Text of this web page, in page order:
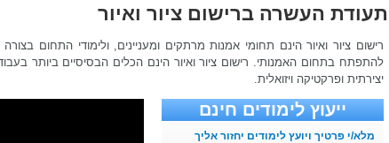
תעודת העשרה ברישום ציור ואיור
רישום ציור ואיור הינם תחומי אמנות מרתקים ומעניינים, ולימודי התחום
להתפתח בתחום האמנותי. רישום ציור ואיור הינם הכלים הבסיסיים ביותר
יצירתית ופרקטיקה ויזואלית.
ייעוץ לימודים חינם
מלא/י פרטיך ויועץ לימודים יחזור אליך